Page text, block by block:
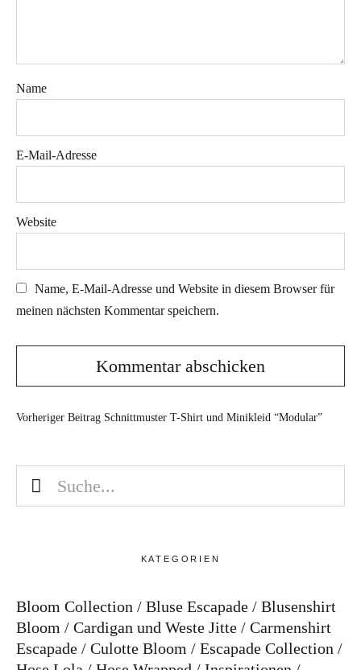
Name
E-Mail-Adresse
Website
Name, E-Mail-Adresse und Website in diesem Browser für
meinen nächsten Kommentar speichern.
Vorheriger Beitrag Schnittmuster T-Shirt und Minikleid “Modular”
KATEGORIEN
Bloom Collection Bluse Escapade
Blusenshirt
Bloom
Cardigan und Weste Jitte
Carmenshirt
Escapade
Culotte Bloom
Escapade Collection